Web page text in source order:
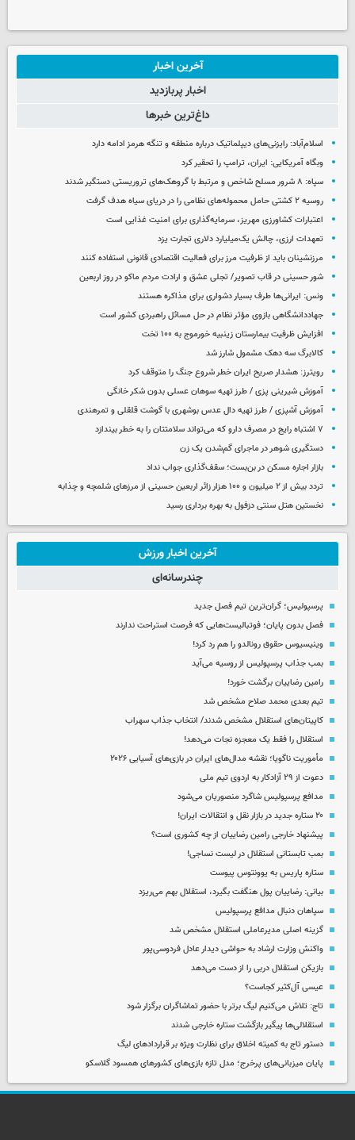
آخرین اخبار
اخبار پربازدید
داغ‌ترین خبرها
اسلام‌آباد: رایزنی‌های دیپلماتیک درباره منطقه و تنگه هرمز ادامه دارد
وبگاه آمریکایی: ایران، ترامپ را تحقیر کرد
سپاه: ۸ شرور مسلح شاخص و مرتبط با گروهک‌های تروریستی دستگیر شدند
روسیه ۲ کشتی حامل محموله‌های نظامی را در دریای سیاه هدف گرفت
اعتبارات کشاورزی مهریز، سرمایه‌گذاری برای امنیت غذایی است
تعهدات ارزی، چالش یک‌میلیارد دلاری تجارت یزد
مرزنشینان باید از ظرفیت مرز برای فعالیت اقتصادی قانونی استفاده کنند
شور حسینی در قاب تصویر/ تجلی عشق و ارادت مردم ماکو در روز اربعین
ونس: ایرانی‌ها طرف بسیار دشواری برای مذاکره هستند
جهاددانشگاهی بازوی مؤثر نظام در حل مسائل راهبردی کشور است
افزایش ظرفیت بیمارستان زینبیه خورموج به ۱۰۰ تخت
کالابرگ سه دهک مشمول شارز شد
رویترز: هشدار صریح ایران خطر شروع جنگ را متوقف کرد
آموزش شیرینی پزی / طرز تهیه سوهان عسلی بدون شکر خانگی
آموزش آشپزی / طرز تهیه دال عدس بوشهری با گوشت قلقلی و تمرهندی
۷ اشتباه رایج در مصرف دارو که می‌تواند سلامتتان را به خطر بیندازد
دستگیری شوهر در ماجرای گم‌شدن یک زن
بازار اجاره مسکن در بن‌بست؛ سقف‌گذاری جواب نداد
تردد بیش از ۲ میلیون و ۱۰۰ هزار زائر اربعین حسینی از مرزهای شلمچه و چذابه
نخستین هتل سنتی دزفول به بهره برداری رسید
آخرین اخبار ورزش
چندرسانه‌ای
پرسپولیس؛ گران‌ترین تیم فصل جدید
فصل بدون پایان؛ فوتبالیست‌هایی که فرصت استراحت ندارند
وینیسیوس حقوق رونالدو را هم رد کرد!
بمب جذاب پرسپولیس از روسیه می‌آید
رامین رضاییان برگشت خورد!
تیم بعدی محمد صلاح مشخص شد
کاپیتان‌های استقلال مشخص شدند/ انتخاب جذاب سهراب
استقلال را فقط یک معجزه نجات می‌دهد!
مأموریت ناگویا؛ نقشه مدال‌های ایران در بازی‌های آسیایی ۲۰۲۶
دعوت از ۲۹ آزادکار به اردوی تیم ملی
مدافع پرسپولیس شاگرد منصوریان می‌شود
۲۰ ستاره جدید در بازار نقل و انتقالات ایران!
پیشنهاد خارجی رامین رضاییان از چه کشوری است؟
بمب تابستانی استقلال در لیست نساجی!
ستاره پاریس به یوونتوس پیوست
بیانی: رضاییان پول هنگفت بگیرد، استقلال بهم می‌ریزد
سپاهان دنبال مدافع پرسپولیس
گزینه اصلی مدیرعاملی استقلال مشخص شد
واکنش وزارت ارشاد به حواشی دیدار عادل فردوسی‌پور
بازیکن استقلال دربی را از دست می‌دهد
عیسی آل‌کثیر کجاست؟
تاج: تلاش می‌کنیم لیگ برتر با حضور تماشاگران برگزار شود
استقلالی‌ها پیگیر بازگشت ستاره خارجی شدند
دستور تاج به کمیته اخلاق برای نظارت ویژه بر قراردادهای لیگ
پایان میزبانی‌های پرخرج؛ مدل تازه بازی‌های کشورهای همسود گلاسکو